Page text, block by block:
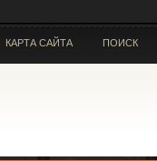
КАРТА САЙТА ПОИСК